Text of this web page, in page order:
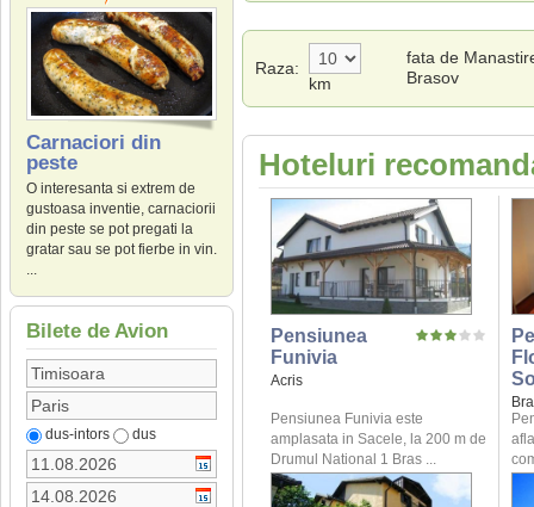
Carnaciori din
peste
O interesanta si extrem de
gustoasa inventie, carnaciorii
din peste se pot pregati la
gratar sau se pot fierbe in vin.
...
Bilete de Avion
dus-intors dus
Raza:
km
fata de
Brasov
Hoteluri
Pensiunea
Funivia
Acris
Pensiunea Funivia este
amplasata in Sacele, la 200 m de
Drumul National 1 Bras ...